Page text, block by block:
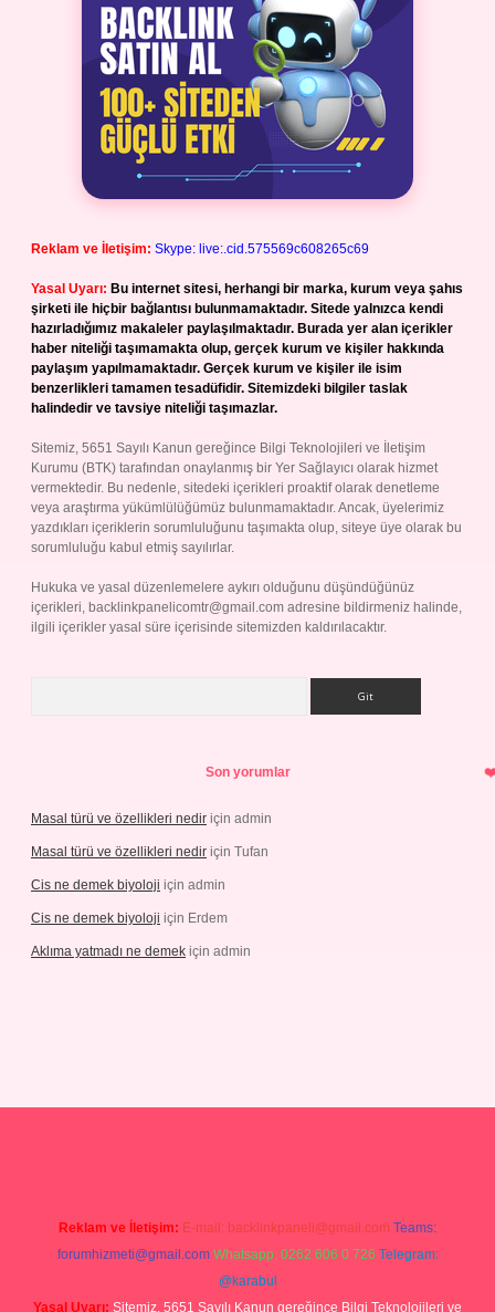
Reklam ve İletişim: Skype: live:.cid.575569c608265c69
Yasal Uyarı: Bu internet sitesi, herhangi bir marka, kurum veya şahıs
şirketi ile hiçbir bağlantısı bulunmamaktadır. Sitede yalnızca kendi
hazırladığımız makaleler paylaşılmaktadır. Burada yer alan içerikler
haber niteliği taşımamakta olup, gerçek kurum ve kişiler hakkında
paylaşım yapılmamaktadır. Gerçek kurum ve kişiler ile isim
benzerlikleri tamamen tesadüfidir. Sitemizdeki bilgiler taslak
halindedir ve tavsiye niteliği taşımazlar.
Sitemiz, 5651 Sayılı Kanun gereğince Bilgi Teknolojileri ve İletişim
Kurumu (BTK) tarafından onaylanmış bir Yer Sağlayıcı olarak hizmet
vermektedir. Bu nedenle, sitedeki içerikleri proaktif olarak denetleme
veya araştırma yükümlülüğümüz bulunmamaktadır. Ancak, üyelerimiz
yazdıkları içeriklerin sorumluluğunu taşımakta olup, siteye üye olarak bu
sorumluluğu kabul etmiş sayılırlar.
Hukuka ve yasal düzenlemelere aykırı olduğunu düşündüğünüz
içerikleri, backlinkpanelicomtr@gmail.com adresine bildirmeniz halinde,
ilgili içerikler yasal süre içerisinde sitemizden kaldırılacaktır.
Son yorumlar
Masal türü ve özellikleri nedir için admin
Masal türü ve özellikleri nedir için Tufan
Cis ne demek biyoloji için admin
Cis ne demek biyoloji için Erdem
Aklıma yatmadı ne demek için admin
Reklam ve İletişim: E-mail: backlinkpaneli@gmail.com Teams:
forumhizmeti@gmail.com Whatsapp: 0262 606 0 726 Telegram:
@karabul
Yasal Uyarı: Sitemiz, 5651 Sayılı Kanun gereğince Bilgi Teknolojileri ve